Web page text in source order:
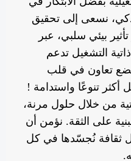
نسعى إلى تحقيق
بيئي سلبي، عبر
التشغيل تدعم
المملكة 2030 وتضع تعاون في قلب
تنوعًا واستدامة !
من خلال حلول مرنة،
على الثقة. نؤمن أن
نُجسّدها في كل